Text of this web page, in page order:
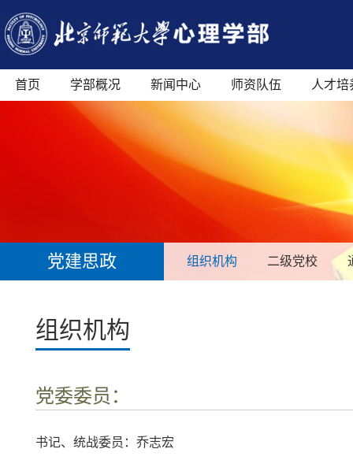
首页 学部概况 新闻中心 师资队伍 人才培
党建思政 组织机构 二级党校
组织机构
党委委员：
书记、统战委员：乔志宏